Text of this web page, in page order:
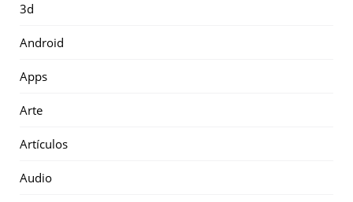
3d
Android
Apps
Arte
Artículos
Audio